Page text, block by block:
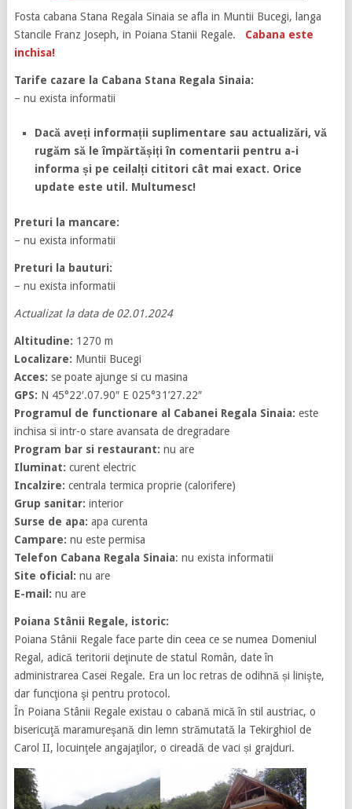
Fosta cabana Stana Regala Sinaia se afla in Muntii Bucegi, langa
Stancile Franz Joseph, in Poiana Stanii Regale.
Cabana este
inchisa!
Tarife cazare la Cabana Stana Regala Sinaia:
– nu exista informatii
Dacă aveți informații suplimentare sau actualizări, vă
rugăm să le împărtășiți în comentarii pentru a-i
informa și pe ceilalți cititori cât mai exact. Orice
update este util. Multumesc!
Preturi la mancare:
– nu exista informatii
Preturi la bauturi:
– nu exista informatii
Actualizat la data de 02.01.2024
Altitudine: 1270 m
Localizare: Muntii Bucegi
Acces: se poate ajunge si cu masina
GPS: N 45°22′.07.90″ E 025°31’27.22″
Programul de functionare al Cabanei Regala Sinaia: este
inchisa si intr-o stare avansata de dregradare
Program bar si restaurant: nu are
Iluminat: curent electric
Incalzire: centrala termica proprie (calorifere)
Grup sanitar: interior
Surse de apa: apa curenta
Campare: nu este permisa
Telefon Cabana Regala Sinaia: nu exista informatii
Site oficial: nu are
E-mail: nu are
Poiana Stânii Regale, istoric:
Poiana Stânii Regale face parte din ceea ce se numea Domeniul
Regal, adică teritorii deţinute de statul Român, date în
administrarea Casei Regale. Era un loc retras de odihnă și linişte,
dar funcţiona şi pentru protocol.
În Poiana Stânii Regale existau o cabană mică în stil austriac, o
bisericuţă maramureşană din lemn strămutată la Tekirghiol de
Carol II, locuinţele angajaţilor, o cireadă de vaci și grajduri.